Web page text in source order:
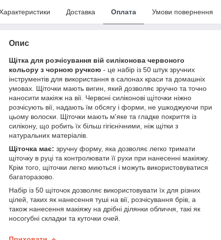
Доставка Оплата Умови повернення
Опис
Щітка для розчісування вій силіконова червоного
кольору з чорною ручкою - це набір із 50 штук зручних
інструментів для використання в салонах краси та домашніх
умовах. Щіточки мають вигин, який дозволяє зручно та точно
наносити макіяж на вії. Червоні силіконові щіточки ніжно
розчісують вії, надають їм обсягу і форми, не ушкоджуючи при
цьому волоски. Щіточки мають м'яке та гладке покриття із
силікону, що робить їх більш гігієнічними, ніж щітки з
натуральних матеріалів.
Щіточка має: зручну форму, яка дозволяє легко тримати
щіточку в руці та контролювати її рухи при нанесенні макіяжу.
Крім того, щіточки легко миються і можуть використовуватися
багаторазово.
Набір із 50 щіточок дозволяє використовувати їх для різних
цілей, таких як нанесення туші на вії, розчісування брів, а
також нанесення макіяжу на дрібні ділянки обличчя, такі як
носогубні складки та куточки очей.